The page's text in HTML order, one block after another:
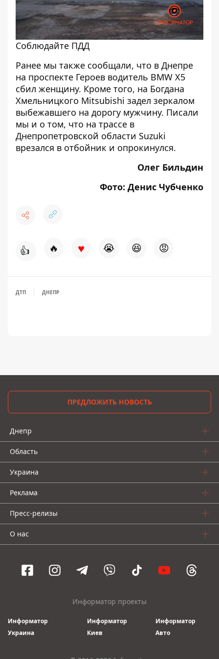
Соблюдайте ПДД
Ранее мы также сообщали, что в Днепре
на проспекте Героев водитель BMW X5
сбил женщину. Кроме того, на Богдана
Хмельницкого Mitsubishi задел зеркалом
выбежавшего на дорогу мужчину. Писали
мы и о том, что на трассе в
Днепропетровской области Suzuki
врезался в отбойник и опрокинулся.
Олег Бильдин
Фото: Денис Чубченко
👍 🔥 ♥ 😭 😆 😡
ДТП ДНЕПР
ПРЕДЛОЖИТЬ НОВОСТЬ
Днепр
Область
Украина
Реклама
Пресс-релизы
О нас
Информатор проекты
Информатор
Украина
Информатор
Киев
Информатор
Авто